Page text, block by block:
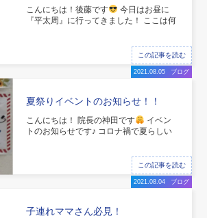
こんにちは！後藤です
今日はお昼に
『平太周』に行ってきました！ ここは何
ゃんも来ているお店です！ 写真よりもっ
この記事を読む
2021.08.05 ブログ
夏祭りイベントのお知らせ！！
こんにちは！ 院長の神田です
イベン
トのお知らせです♪ コロナ禍で夏らしい
開催します！！ 少しでも夏を感じて欲し
いスタッフ一同の思いをイベントにしま
この記事を読む
2021.08.04 ブログ
子連れママさん必見！